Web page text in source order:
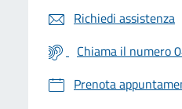
Richiedi assistenza
Chiama il numero
Prenota